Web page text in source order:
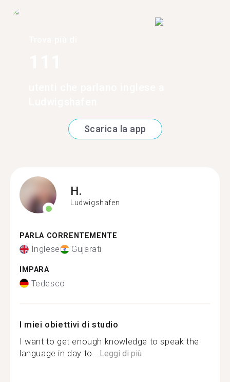
Scarica la app
H.
Ludwigshafen
PARLA CORRENTEMENTE
Inglese Gujarati
IMPARA
Tedesco
I miei obiettivi di studio
I want to get enough knowledge to speak the
language in day to... Leggi di più